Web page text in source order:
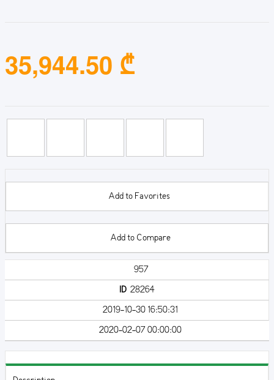
35,944.50 ₾
Add to Favorites
Add to Compare
957
ID28264
2019-10-30 16:50:31
2020-02-07 00:00:00